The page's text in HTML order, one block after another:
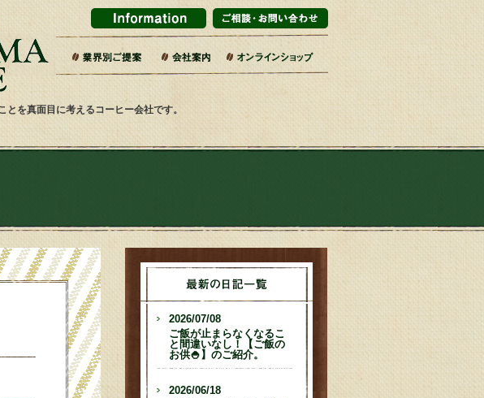
を真面目に考えるコーヒー会社です。
2026/07/08
ご飯が止まらなくなるこ
と間違いなし！【ご飯の
お供🍚】のご紹介。
2026/06/18